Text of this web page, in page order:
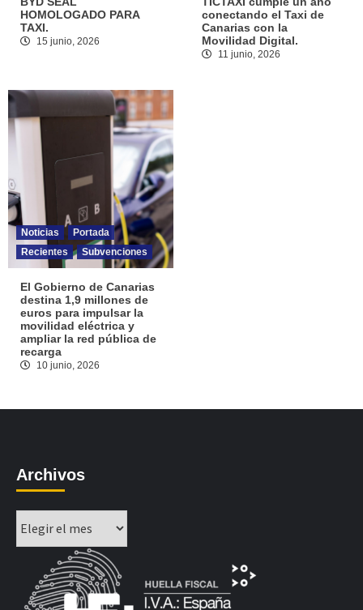
HOMOLOGADO PARA
TAXI.
15 junio, 2026
conectando el Taxi de
Canarias con la
Movilidad Digital.
11 junio, 2026
Noticias
Portada
Recientes
Subvenciones
El Gobierno de Canarias
destina 1,9 millones de
euros para impulsar la
movilidad eléctrica y
ampliar la red pública de
recarga
10 junio, 2026
Archivos